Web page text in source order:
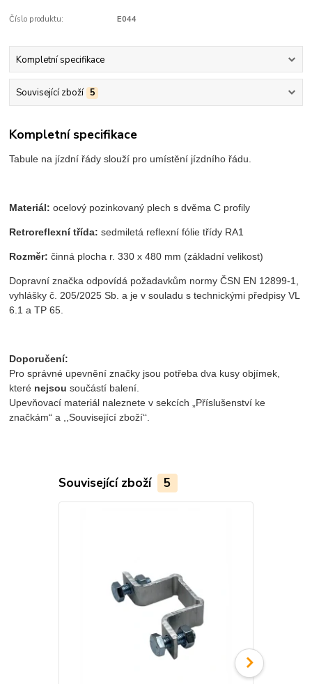
Číslo produktu: E044
Kompletní specifikace
Související zboží 5
Kompletní specifikace
Tabule na jízdní řády slouží pro umístění jízdního řádu.
Materiál: ocelový pozinkovaný plech s dvěma C profily
Retroreflexní třída: sedmiletá reflexní fólie třídy RA1
Rozměr: činná plocha r. 330 x 480 mm (základní velikost)
Dopravní značka odpovídá požadavkům normy ČSN EN 12899-1,
vyhlášky č. 205/2025 Sb. a je v souladu s technickými předpisy VL
6.1 a TP 65.
Doporučení:
Pro správné upevnění značky jsou potřeba dva kusy objímek,
které nejsou součástí balení.
Upevňovací materiál naleznete v sekcích „Příslušenství ke
značkám“ a ,,Související zboží‘‘.
Související zboží 5